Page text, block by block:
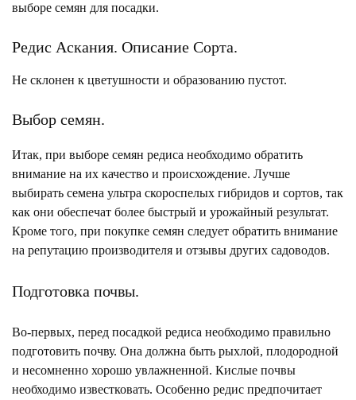
выборе семян для посадки.
Редис Аскания. Описание Сорта.
Не склонен к цветушности и образованию пустот.
Выбор семян.
Итак, при выборе семян редиса необходимо обратить
внимание на их качество и происхождение. Лучше
выбирать семена ультра скороспелых гибридов и сортов, так
как они обеспечат более быстрый и урожайный результат.
Кроме того, при покупке семян следует обратить внимание
на репутацию производителя и отзывы других садоводов.
Подготовка почвы.
Во-первых, перед посадкой редиса необходимо правильно
подготовить почву. Она должна быть рыхлой, плодородной
и несомненно хорошо увлажненной. Кислые почвы
необходимо известковать. Особенно редис предпочитает